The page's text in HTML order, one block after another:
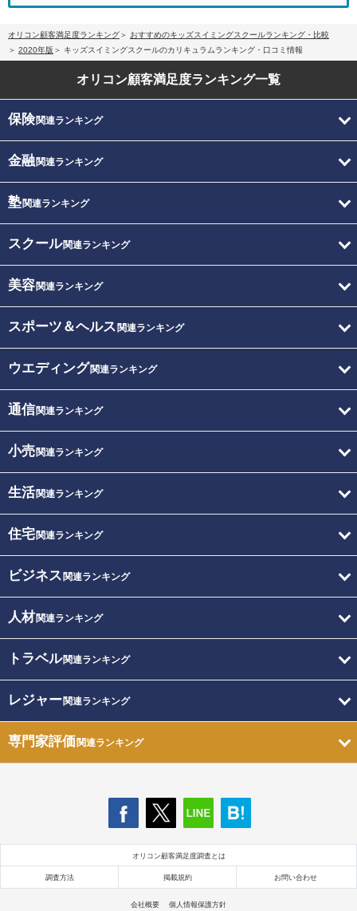
オリコン顧客満足度ランキング
おすすめのキッズスイミングスクールランキング・比較
2020年版
キッズスイミングスクールのカリキュラムランキング・口コミ情報
オリコン顧客満足度ランキング一覧
保険関連ランキング
金融関連ランキング
塾関連ランキング
スクール関連ランキング
美容関連ランキング
スポーツ＆ヘルス 関連ランキング
ウエディング関連ランキング
通信関連ランキング
小売関連ランキング
生活関連ランキング
住宅関連ランキング
ビジネス 関連ランキング
人材関連ランキング
トラベル関連ランキング
レジャー関連ランキング
専門家評価関連ランキング
オリコン顧客満足度調査とは
調査方法 掲載規約 お問い合わせ
会社概要 個人情報保護方針